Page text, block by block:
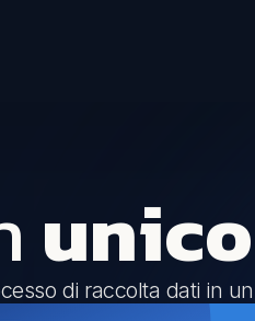
di raccolta dati in